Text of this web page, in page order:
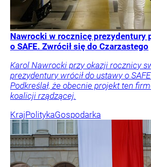
Nawrocki w rocznicę prezydentury
o SAFE. Zwrócił się do Czarzastego
Karol Nawrocki przy okazji rocznicy
prezydentury wrócił do ustawy o
Podkreślał, że obecnie projekt ten
koalicji rządzącej.
KrajPolitykaGospodarka